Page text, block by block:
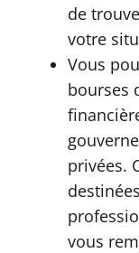
de
votre
Vous
bourses
privées.
vous